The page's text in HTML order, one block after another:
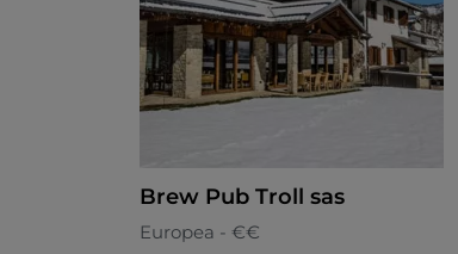
Brew Pub Troll sas
Europea - €€